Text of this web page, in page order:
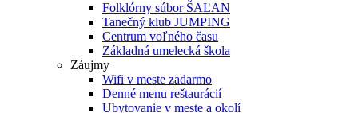
Folklórny súbor ŠAĽAN
Tanečný klub JUMPING
Centrum voľného času
Základná umelecká škola
Záujmy
Wifi v meste zadarmo
Denné menu reštaurácií
Ubytovanie v meste a okolí